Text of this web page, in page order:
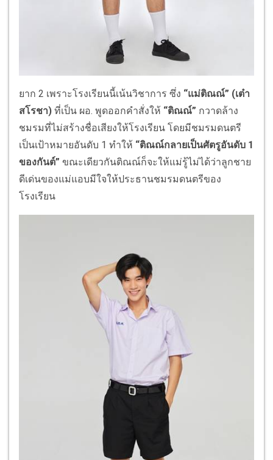
ยาก 2 เพราะโรงเรียนนี้เน้นวิชาการ ซึ่ง “แม่ติณณ์” (เต๋า
สโรชา) ที่เป็น ผอ. พูดออกคำสั่งให้ “ติณณ์” กวาดล้าง
ชมรมที่ไม่สร้างชื่อเสียงให้โรงเรียน โดยมีชมรมดนตรี
เป็นเป้าหมายอันดับ 1 ทําให้ “ติณณ์กลายเป็นศัตรูอันดับ 1
ของกันต์” ขณะเดียวกันติณณ์ก็จะให้แม่รู้ไม่ได้ว่าลูกชาย
ดีเด่นของแม่แอบมีใจให้ประธานชมรมดนตรีของ
โรงเรียน